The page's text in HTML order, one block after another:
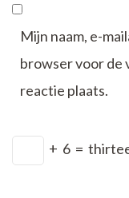
Mijn naam, e-
browser voor de
reactie plaats.
+ 6 =